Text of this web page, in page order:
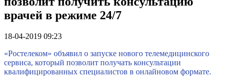
врачей в режиме 24/7
18-04-2019 09:23
«Ростелеком» объявил о запуске нового телемедицинского
сервиса, который позволит получать консультации
квалифицированных специалистов в онлайновом формате.